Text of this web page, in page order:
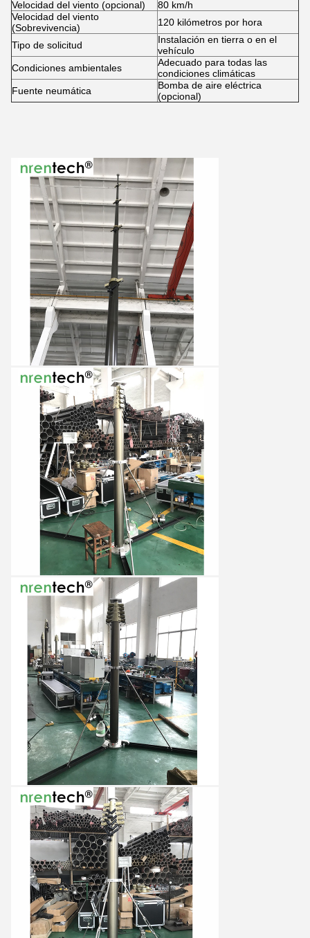
Velocidad del viento (opcional)
80 km/h
Velocidad del viento
(Sobrevivencia)
120 kilómetros por hora
Tipo de solicitud
Instalación en tierra o en el
vehículo
Condiciones ambientales
Adecuado para todas las
condiciones climáticas
Fuente neumática
Bomba de aire eléctrica
(opcional)